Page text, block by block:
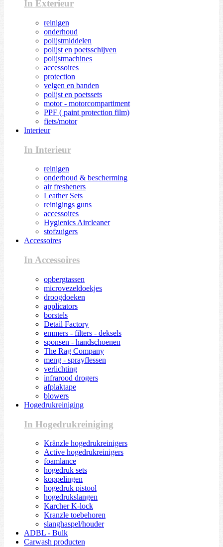
In Exterieur
reinigen
onderhoud
polijstmiddelen
polijst en poetsschijven
polijstmachines
accessoires
protection
velgen en banden
polijst en poetssets
motor - motorcompartiment
PPF ( paint protection film)
fiets/motor
Interieur
In Interieur
reinigen
onderhoud & bescherming
air fresheners
Leather Sets
reinigings guns
accessoires
Hygienics Aircleaner
stofzuigers
Accessoires
In Accessoires
opbergtassen
microvezeldoekjes
droogdoeken
applicators
borstels
Detail Factory
emmers - filters - deksels
sponsen - handschoenen
The Rag Company
meng - sprayflessen
verlichting
infrarood drogers
afplaktape
blowers
Hogedrukreiniging
In Hogedrukreiniging
Kränzle hogedrukreinigers
Active hogedrukreinigers
foamlance
hogedruk sets
koppelingen
hogedruk pistool
hogedrukslangen
Karcher K-lock
Kranzle toebehoren
slanghaspel/houder
ADBL - Bulk
Carwash producten